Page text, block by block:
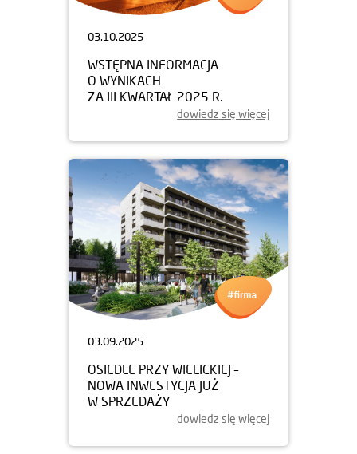
03.10.2025
WSTĘPNA INFORMACJA
O WYNIKACH
ZA III KWARTAŁ 2025 R.
dowiedz się więcej
03.09.2025
OSIEDLE PRZY WIELICKIEJ –
NOWA INWESTYCJA JUŻ
W SPRZEDAŻY
dowiedz się więcej